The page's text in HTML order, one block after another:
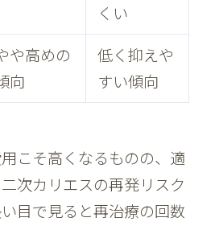
くい
や高めの
向
低く抑えや
すい傾向
こそ高くなるものの、適
次カリエスの再発リスク
目で見ると再治療の回数